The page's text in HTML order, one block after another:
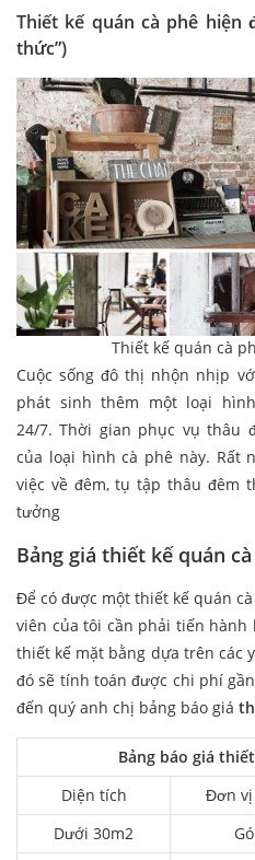
Thiết kế quán cà phê hiện
thức”)
Thiết kế quán cà
Cuộc sống đô thị nhộn nhịp
phát sinh thêm một loại
24/7. Thời gian phục vụ thâu
của loại hình cà phê này. Rất
việc về đêm, tụ tập thâu đêm
tưởng
Bảng giá thiết kế quán
Để có được một thiết kế quán
viên của tôi cần phải tiến hành
thiết kế mặt bằng dựa trên các
đó sẽ tính toán được chi phí
đến quý anh chị bảng báo giá
Bảng báo giá
Diện tích
Đơn
Dưới 30m2